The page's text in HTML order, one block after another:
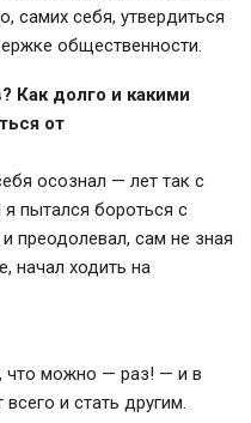
самих себя, утвердиться
общественности.
Как долго и какими
от
осознал — лет так с
пытался бороться с
преодолевал, сам не зная
начал ходить на
что можно — раз! — и в
и стать другим.